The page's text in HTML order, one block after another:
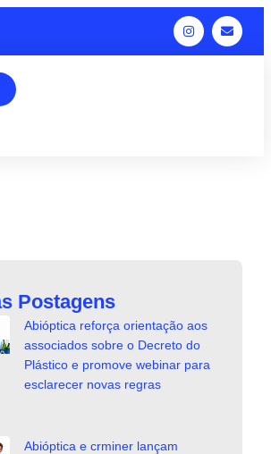
Postagens
Abióptica reforça orientação aos
associados sobre o Decreto do
Plástico e promove webinar para
esclarecer novas regras
Abióptica e crminer lançam